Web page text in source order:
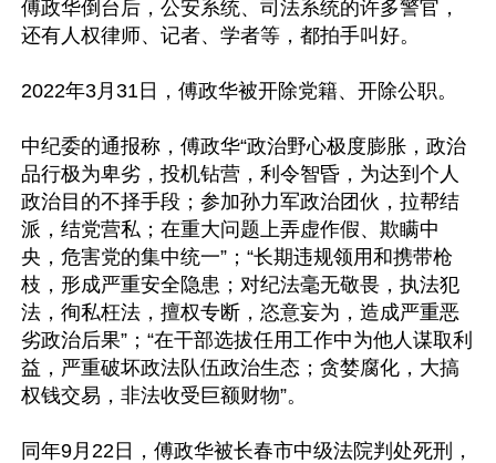
傅政华倒台后，公安系统、司法系统的许多警官，
还有人权律师、记者、学者等，都拍手叫好。
2022年3月31日，傅政华被开除党籍、开除公职。
中纪委的通报称，傅政华“政治野心极度膨胀，政治
品行极为卑劣，投机钻营，利令智昏，为达到个人
政治目的不择手段；参加孙力军政治团伙，拉帮结
派，结党营私；在重大问题上弄虚作假、欺瞒中
央，危害党的集中统一”；“长期违规领用和携带枪
枝，形成严重安全隐患；对纪法毫无敬畏，执法犯
法，徇私枉法，擅权专断，恣意妄为，造成严重恶
劣政治后果”；“在干部选拔任用工作中为他人谋取利
益，严重破坏政法队伍政治生态；贪婪腐化，大搞
权钱交易，非法收受巨额财物”。
同年9月22日，傅政华被长春市中级法院判处死刑，